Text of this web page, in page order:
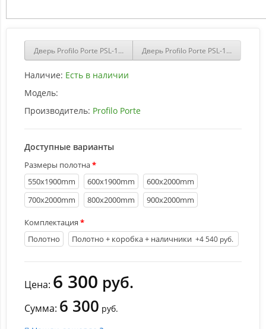
Дверь Profilo Porte PSL-19 сан-ремо Крем со стеклом Белый
Дверь Profilo Porte PSL-19 сан-
Наличие: Есть в наличии
Модель:
Производитель: Profilo Porte
Доступные варианты
Размеры полотна
550х1900mm
600х1900mm
600х2000mm
700х2000mm
800х2000mm 900х2000mm
Комплектация
Полотно
Полотно + коробка + наличники +4 540 руб.
Цена: 6 300 руб.
Сумма: 6 300 руб.